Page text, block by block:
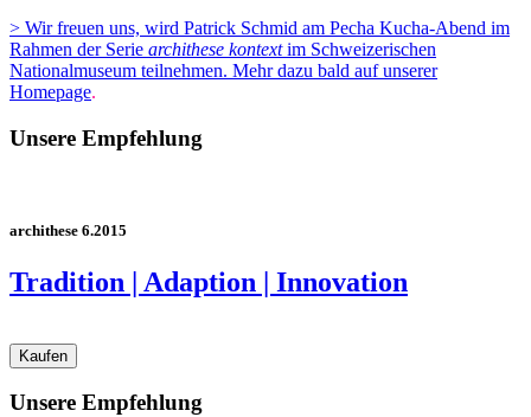
> Wir freuen uns, wird Patrick Schmid am Pecha Kucha-Abend im
Rahmen der Serie archithese kontextim Schweizerischen
Nationalmuseum teilnehmen. Mehr dazu bald auf unserer
Homepage.
Unsere Empfehlung
archithese 6.2015
Tradition | Adaption | Innovation
Unsere Empfehlung